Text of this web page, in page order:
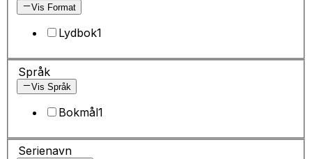
Vis Format
Lydbok1
Språk
Vis Språk
Bokmål1
Serienavn